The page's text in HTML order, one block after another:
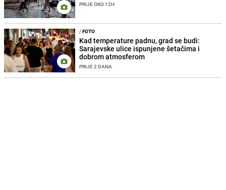
PRIJE OKO 12H
/FOTO
Kad temperature padnu, grad se budi:
Sarajevske ulice ispunjene šetačima i
dobrom atmosferom
PRIJE 2 DANA